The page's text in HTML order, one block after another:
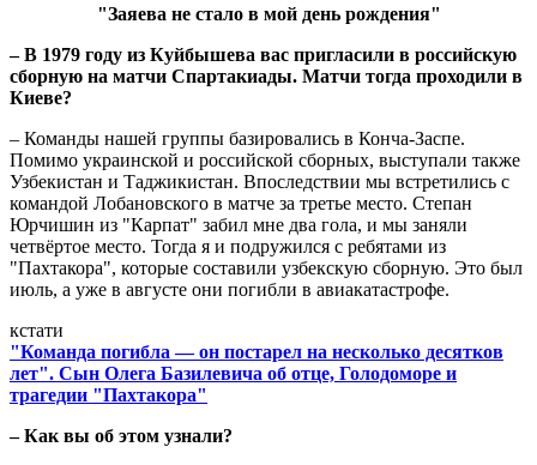
"Заяева не стало в мой день рождения"
– В 1979 году из Куйбышева вас пригласили в российскую
сборную на матчи Спартакиады. Матчи тогда проходили в
Киеве?
– Команды нашей группы базировались в Конча-Заспе.
Помимо украинской и российской сборных, выступали также
Узбекистан и Таджикистан. Впоследствии мы встретились с
командой Лобановского в матче за третье место. Степан
Юрчишин из "Карпат" забил мне два гола, и мы заняли
четвёртое место. Тогда я и подружился с ребятами из
"Пахтакора", которые составили узбекскую сборную. Это был
июль, а уже в августе они погибли в авиакатастрофе.
кстати
"Команда погибла — он постарел на несколько десятков
лет". Сын Олега Базилевича об отце, Голодоморе и
трагедии "Пахтакора"
– Как вы об этом узнали?